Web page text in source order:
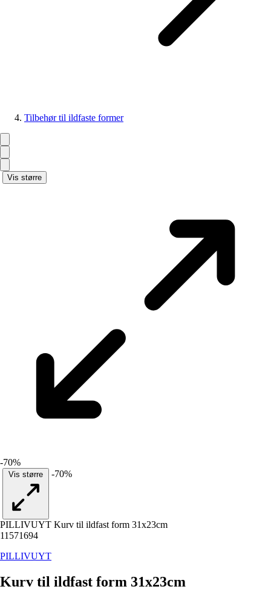
Tilbehør til ildfaste former
Vis større
-70%
Vis større -70%
PILLIVUYT Kurv til ildfast form 31x23cm
11571694
PILLIVUYT
Kurv til ildfast form 31x23cm